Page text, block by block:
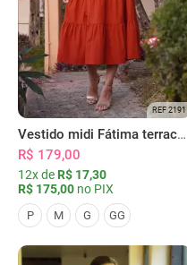
REF 2191
Vestido midi Fátima terracota
R$ 179,00
12x de R$ 17,30
R$ 175,00 no PIX
P M G GG